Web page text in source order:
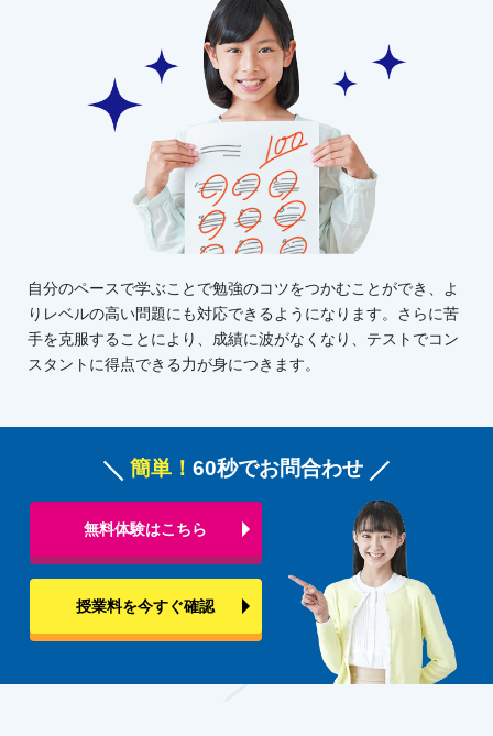
自分のペースで学ぶことで勉強のコツをつかむことができ、よ
りレベルの高い問題にも対応できるようになります。さらに苦
手を克服することにより、成績に波がなくなり、テストでコン
スタントに得点できる力が身につきます。
簡単！ 60秒でお問合わせ
無料体験はこちら
授業料を今すぐ確認